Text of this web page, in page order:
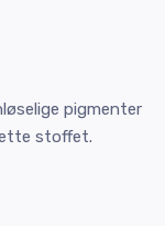
pigmenter
stoffet.